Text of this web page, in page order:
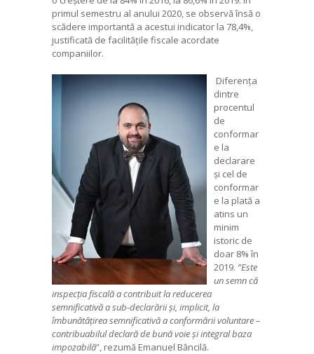
primul semestru al anului 2020, se observă însă o
scădere importantă a acestui indicator la 78,4%,
justificată de facilitățile fiscale acordate
companiilor.
Diferența
dintre
procentul
de
conformar
e la
declarare
și cel de
conformar
e la plată a
atins un
minim
istoric de
doar 8% în
2019. ”Este
un semn că
inspecția fiscală a contribuit la reducerea
semnificativă a sub-declarării și, implicit, la
îmbunătățirea semnificativă a conformării voluntare –
contribuabilul declară de bună voie și integral baza
impozabilă”, rezumă Emanuel Băncilă.